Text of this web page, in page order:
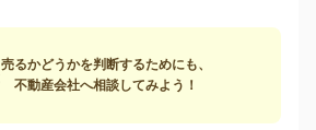
売るかどうかを判断するためにも、
不動産会社へ相談してみよう！